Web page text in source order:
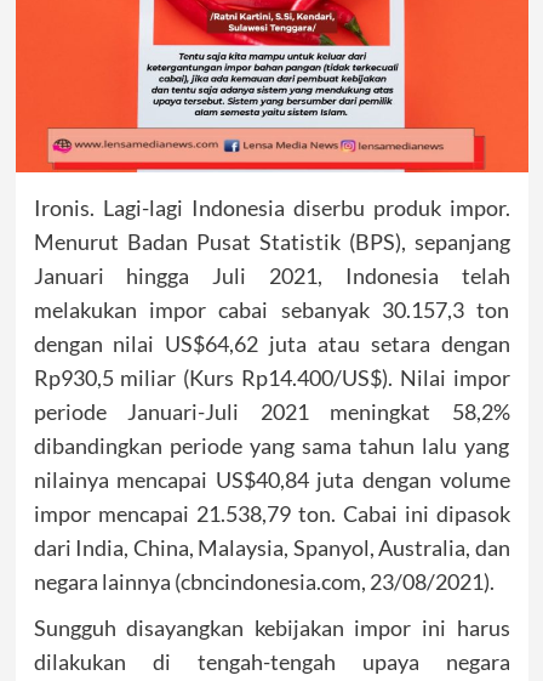
Ironis. Lagi-lagi Indonesia diserbu produk impor.
Menurut Badan Pusat Statistik (BPS), sepanjang
Januari hingga Juli 2021, Indonesia telah
melakukan impor cabai sebanyak 30.157,3 ton
dengan nilai US$64,62 juta atau setara dengan
Rp930,5 miliar (Kurs Rp14.400/US$). Nilai impor
periode Januari-Juli 2021 meningkat 58,2%
dibandingkan periode yang sama tahun lalu yang
nilainya mencapai US$40,84 juta dengan volume
impor mencapai 21.538,79 ton. Cabai ini dipasok
dari India, China, Malaysia, Spanyol, Australia, dan
negara lainnya (cbncindonesia.com, 23/08/2021).
Sungguh disayangkan kebijakan impor ini harus
dilakukan di tengah-tengah upaya negara